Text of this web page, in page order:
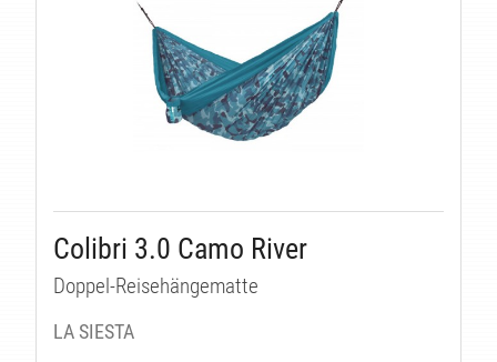
Colibri 3.0 Camo River
Doppel-Reisehängematte
LA SIESTA